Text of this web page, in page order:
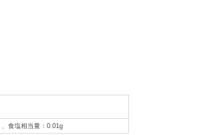
食塩相当量：0.01g